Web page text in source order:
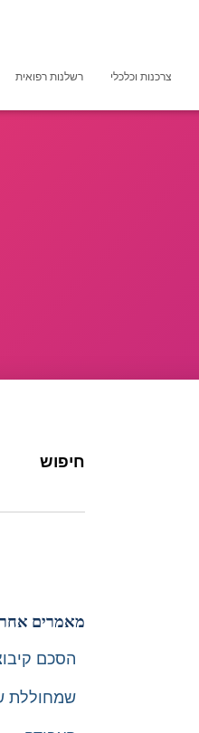
צרכנות וכלכלי רשלנות רפואית
חיפוש
מאמרים
הסכם
שמחוללת